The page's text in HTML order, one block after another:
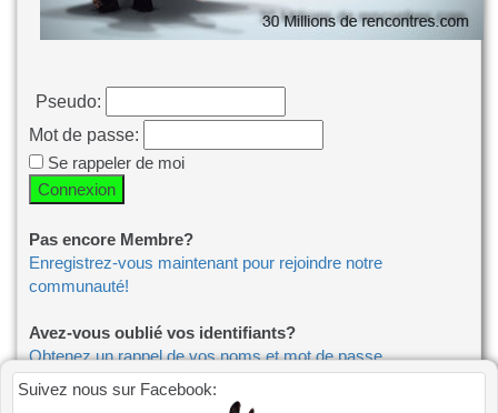
Pseudo:
Mot de passe:
Se rappeler de moi
Pas encore Membre?
Enregistrez-vous maintenant pour rejoindre notre
communauté!
Avez-vous oublié vos identifiants?
Obtenez un rappel de vos noms et mot de passe
Perdu l'e-mail de confirmation?
Suivez nous sur Facebook: